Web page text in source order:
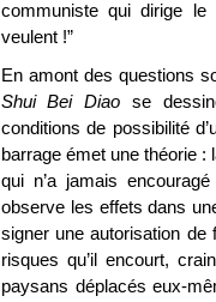
communiste qui dirige
veulent !”
En amont des questions
Shui Bei Diao se
conditions de possibilité
barrage émet une théorie
qui n’a jamais
observe les effets dans
signer une autorisation
risques qu’il encourt,
paysans déplacés eux-